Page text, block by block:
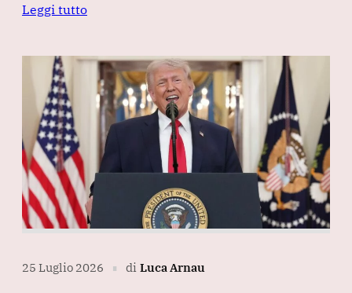
Leggi tutto
25 Luglio 2026 ∎ di Luca Arnau